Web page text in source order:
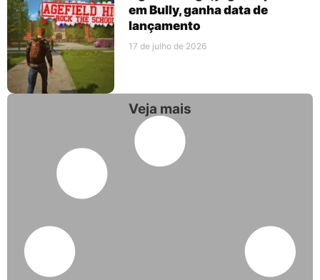
em Bully, ganha data de
lançamento
17 de julho de 2026
Veja mais